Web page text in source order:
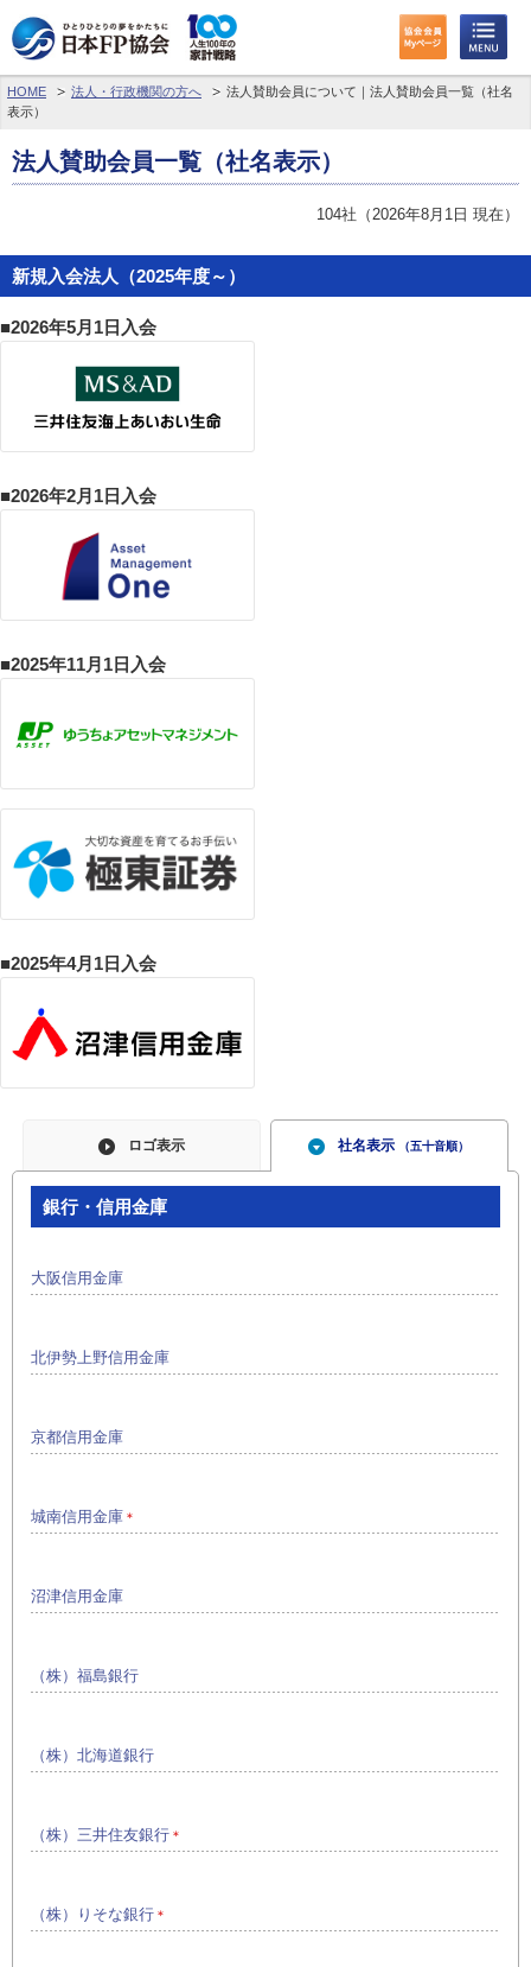
HOME 法人・行政機関の方へ
法人賛助会員について｜法人賛助会員一覧（社名
表示）
法人賛助会員一覧（社名表示）
104社（2026年8月1日 現在）
新規入会法人（2025年度～）
■2026年5月1日入会
■2026年2月1日入会
■2025年11月1日入会
■2025年4月1日入会
ロゴ表示 社名表示 （五十音順）
銀行・信用金庫
大阪信用金庫
北伊勢上野信用金庫
京都信用金庫
城南信用金庫 ＊
沼津信用金庫
（株）福島銀行
（株）北海道銀行
（株）三井住友銀行 ＊
（株）りそな銀行 ＊